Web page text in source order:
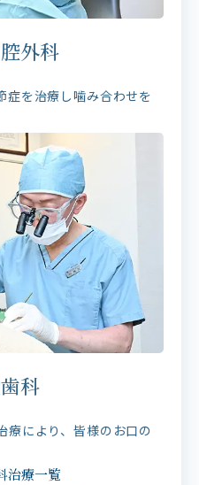
外科
症を治療し噛み合わせを
科
療により、皆様のお口の
治療一覧